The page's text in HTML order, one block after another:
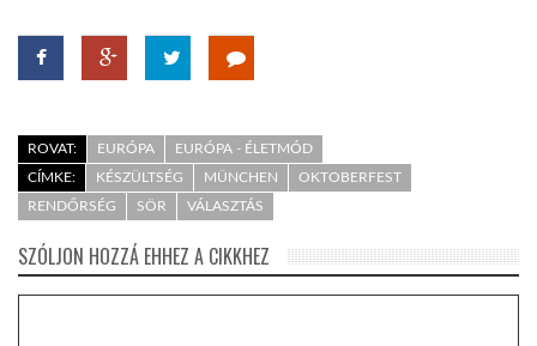
ROVAT: EURÓPA
EURÓPA - ÉLETMÓD
CÍMKE:
KÉSZÜLTSÉG MÜNCHEN
OKTOBERFEST
RENDŐRSÉG
SÖR VÁLASZTÁS
SZÓLJON HOZZÁ EHHEZ A CIKKHEZ